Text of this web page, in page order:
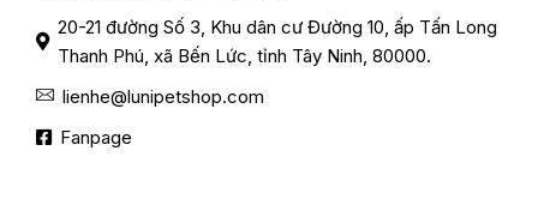
20-21 đường Số 3, Khu dân cư Đường 10, ấp Tấn Long
Thanh Phú, xã Bến Lức, tỉnh Tây Ninh, 80000.
lienhe@lunipetshop.com
Fanpage